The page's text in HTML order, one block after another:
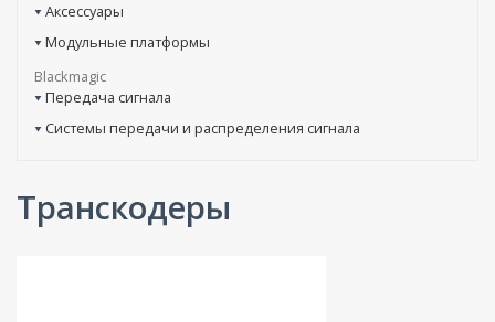
Аксессуары
Модульные платформы
Blackmagic
Передача сигнала
Системы передачи и распределения сигнала
Транскодеры